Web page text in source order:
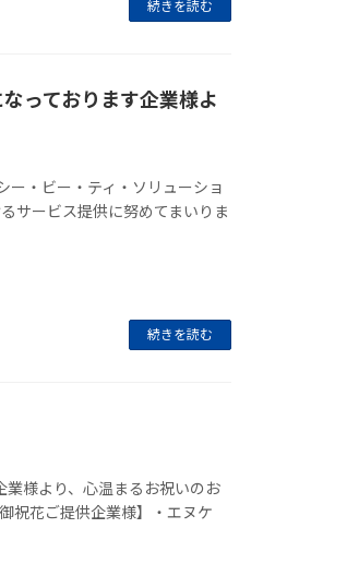
続きを読む
っております企業様よ
ー・ビー・ティ・ソリューショ
サービス提供に努めてまいりま
続きを読む
業様より、心温まるお祝いのお
祝花ご提供企業様】・エヌケ